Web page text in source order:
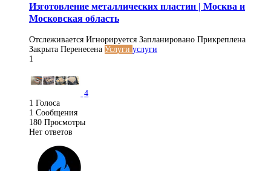
Изготовление металлических пластин | Москва и
Московская область
Отслеживается Игнорируется Запланировано Прикреплена
Закрыта Перенесена Услуги услуги
1
4
1 Голоса
1 Сообщения
180 Просмотры
Нет ответов